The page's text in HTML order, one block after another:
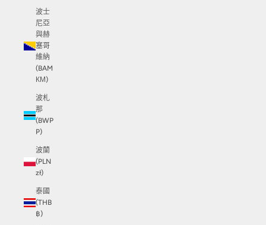
波士
尼亞
與赫
塞哥
維納
(BAM
КМ)
波札
那
(BWP
P)
波蘭
(PLN
zł)
泰國
(THB
฿)